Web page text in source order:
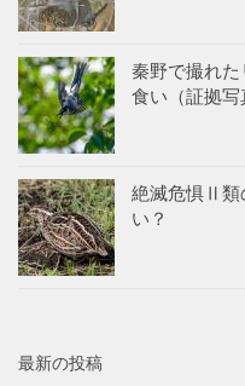
秦野で撮れ
食い（証拠写
絶滅危惧Ⅱ類
い？
最新の投稿